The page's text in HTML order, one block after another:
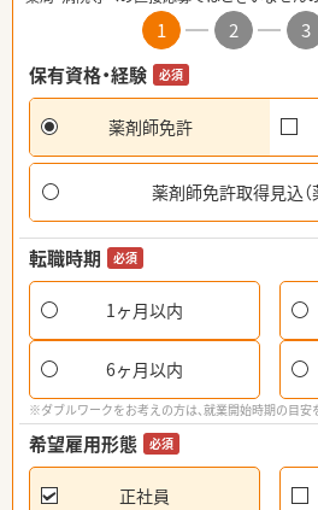
1 2 3
保有資格・経験
必須
薬剤師免許
薬剤師免許取得見込（
転職時期 必須
1ヶ月以内
6ヶ月以内
※ダブルワークをお考えの方は、就業開始時期の目安
希望雇用形態 必須
正社員